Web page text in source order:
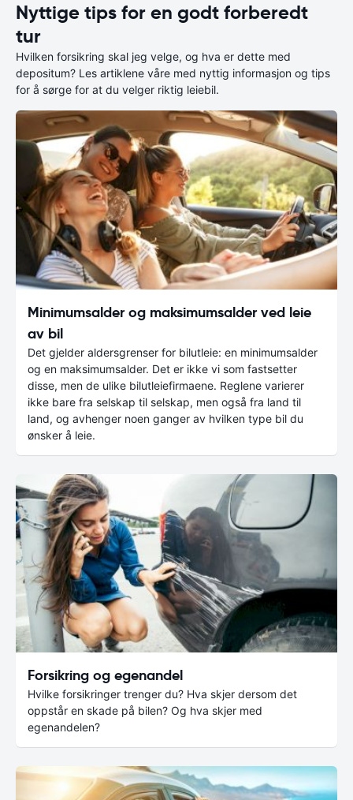
Nyttige tips for en godt forberedt
tur
Hvilken forsikring skal jeg velge, og hva er dette med
depositum? Les artiklene våre med nyttig informasjon og tips
for å sørge for at du velger riktig leiebil.
Minimumsalder og maksimumsalder ved leie
av bil
Det gjelder aldersgrenser for bilutleie: en minimumsalder
og en maksimumsalder. Det er ikke vi som fastsetter
disse, men de ulike bilutleiefirmaene. Reglene varierer
ikke bare fra selskap til selskap, men også fra land til
land, og avhenger noen ganger av hvilken type bil du
ønsker å leie.
Forsikring og egenandel
Hvilke forsikringer trenger du? Hva skjer dersom det
oppstår en skade på bilen? Og hva skjer med
egenandelen?